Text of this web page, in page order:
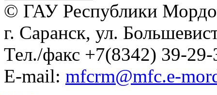
© ГАУ Республики
г. Саранск, ул.
Тел./факс +7(8342) 39-29-
E-mail: mfcrm@mfc.e-